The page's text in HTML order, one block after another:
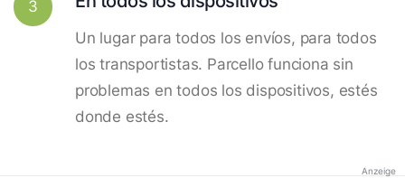
3
Un lugar para todos los envíos, para todos
los transportistas. Parcello funciona sin
problemas en todos los dispositivos, estés
donde estés.
Anzeige